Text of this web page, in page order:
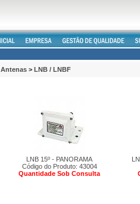
Antenas > LNB / LNBF
LNB 15º - PANORAMA
Código do Produto: 43004
Quantidade Sob Consulta